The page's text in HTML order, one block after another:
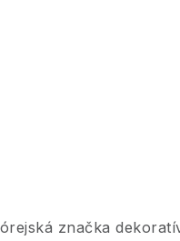
značka